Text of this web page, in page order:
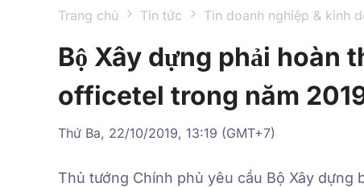
Trang chủ Tin tức Tin doanh nghiệp & kinh
Bộ Xây dựng phải hoàn
officetel trong năm
Thứ Ba, 22/10/2019, 13:19 (GMT+7)
Thủ tướng Chính phủ yêu cầu Bộ Xây